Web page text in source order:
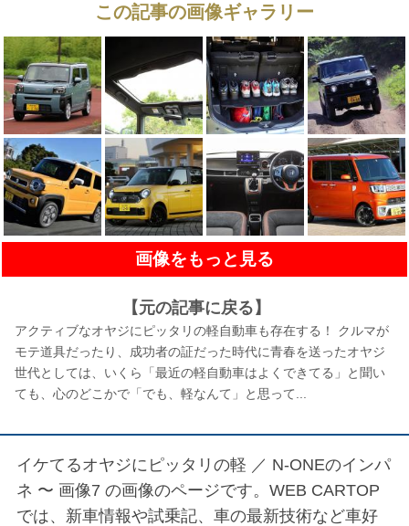
この記事の画像ギャラリー
画像をもっと見る
【元の記事に戻る】
アクティブなオヤジにピッタリの軽自動車も存在する！ クルマが
モテ道具だったり、成功者の証だった時代に青春を送ったオヤジ
世代としては、いくら「最近の軽自動車はよくできてる」と聞い
ても、心のどこかで「でも、軽なんて」と思って...
イケてるオヤジにピッタリの軽 ／ N-ONEのインパ
ネ 〜 画像7 の画像のページです。WEB CARTOP
では、新車情報や試乗記、車の最新技術など車好